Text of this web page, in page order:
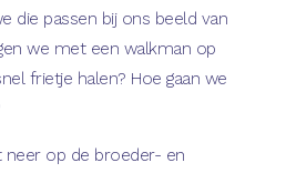
die passen bij ons beeld van
we met een walkman op
frietje halen? Hoe gaan we
op de broeder- en